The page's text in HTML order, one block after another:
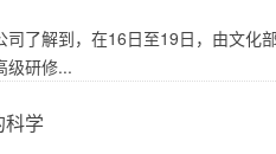
了解到，在16日至19日，由文
级研修...
学